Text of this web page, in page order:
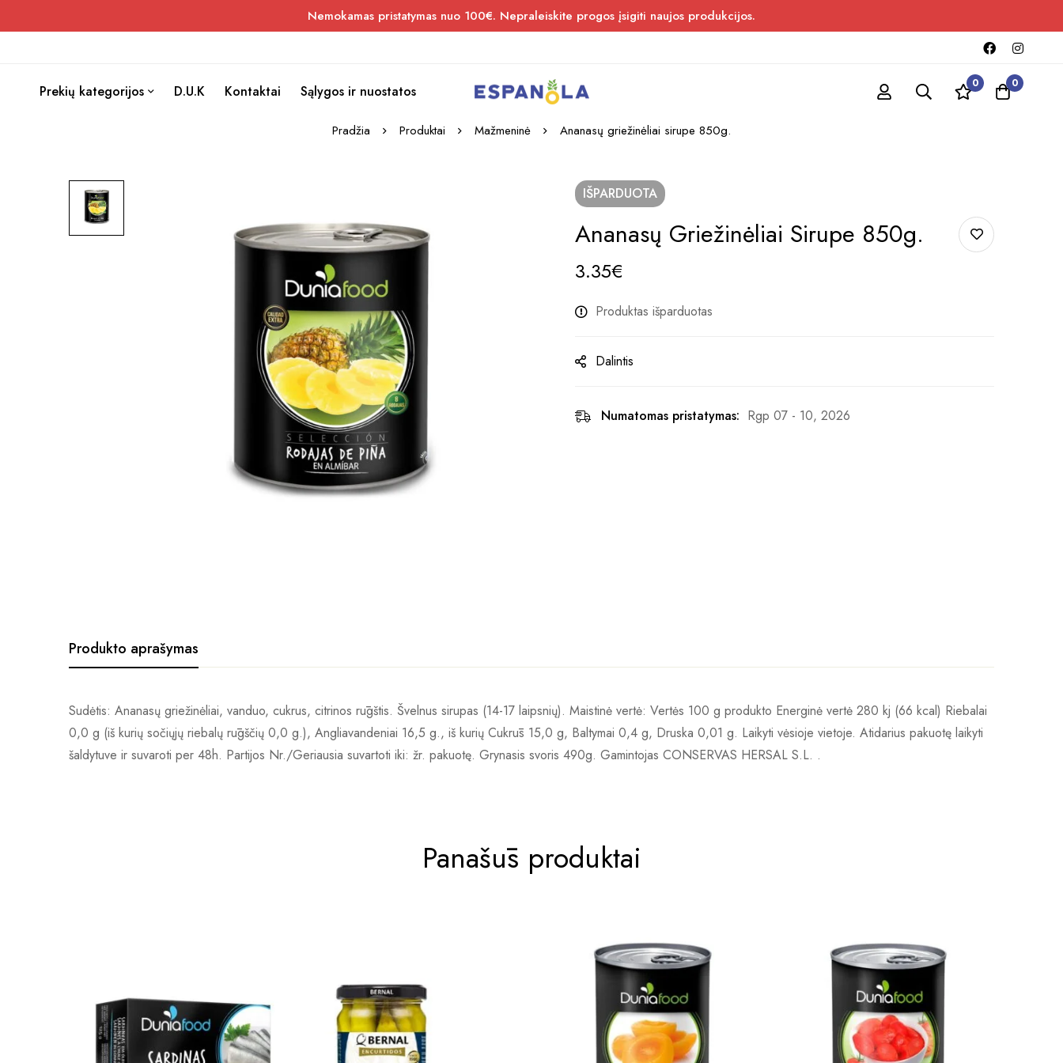
Nemokamas pristatymas nuo 100€. Nepraleiskite progos įsigiti naujos produkcijos.
Prekių kategorijos D.U.K Kontaktai Sąlygos ir nuostatos 0 0
Pradžia Produktai Mažmeninė Ananasų griežinėliai sirupe 850g.
IŠPARDUOTA
Ananasų Griežinėliai Sirupe 850g.
3.35€
Produktas išparduotas
Dalintis
Numatomas pristatymas: Rgp 07 - 10, 2026
Produkto aprašymas
Sudėtis: Ananasų griežinėliai, vanduo, cukrus, citrinos rūgštis. Švelnus sirupas (14-17 laipsnių). Maistinė vertė: Vertės 100 g produkto Energinė vertė 280 kj (66 kcal) Riebalai
0,0 g (iš kurių sočiųjų riebalų rūgščių 0,0 g.), Angliavandeniai 16,5 g., iš kurių Cukrūs 15,0 g, Baltymai 0,4 g, Druska 0,01 g. Laikyti vėsioje vietoje. Atidarius pakuotę laikyti
šaldytuve ir suvaroti per 48h. Partijos Nr./Geriausia suvartoti iki: žr. pakuotę. Grynasis svoris 490g. Gamintojas CONSERVAS HERSAL S.L. .
Panašūs produktai